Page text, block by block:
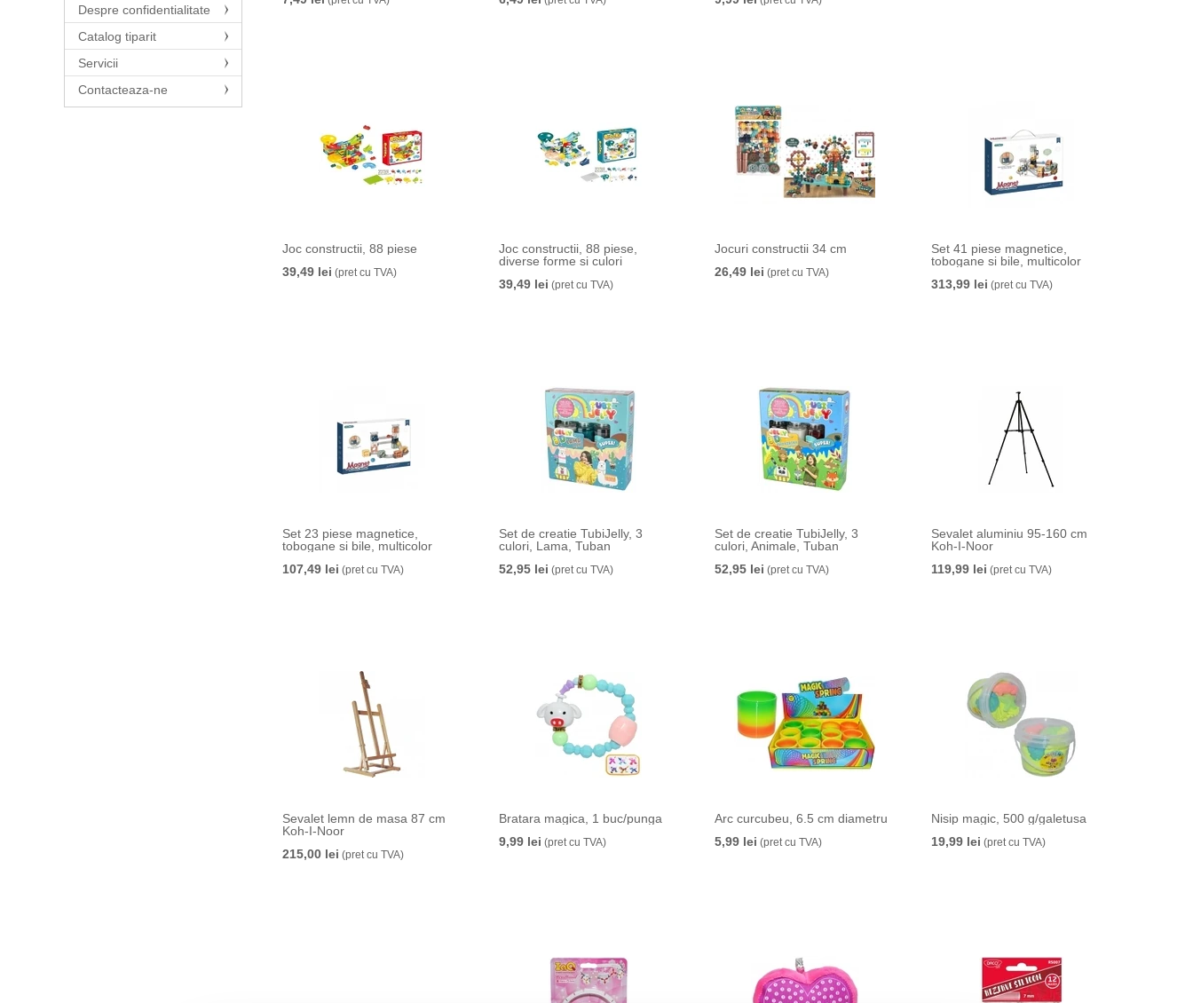
Despre confidentialitate
Catalog tiparit
Servicii
Contacteaza-ne
Joc constructii, 88 piese
39,49 lei (pret cu TVA)
Joc constructii, 88 piese,
diverse forme si culori
39,49 lei (pret cu TVA)
Jocuri constructii 34 cm
26,49 lei (pret cu TVA)
Set 41 piese magnetice,
tobogane si bile, multicolor
313,99 lei (pret cu TVA)
Set 23 piese magnetice,
tobogane si bile, multicolor
107,49 lei (pret cu TVA)
Set de creatie TubiJelly, 3
culori, Lama, Tuban
52,95 lei (pret cu TVA)
Set de creatie TubiJelly, 3
culori, Animale, Tuban
52,95 lei (pret cu TVA)
Sevalet aluminiu 95-160 cm
Koh-I-Noor
119,99 lei (pret cu TVA)
Sevalet lemn de masa 87 cm
Koh-I-Noor
215,00 lei (pret cu TVA)
Bratara magica, 1 buc/punga
9,99 lei (pret cu TVA)
Arc curcubeu, 6.5 cm diametru
5,99 lei (pret cu TVA)
Nisip magic, 500 g/galetusa
19,99 lei (pret cu TVA)